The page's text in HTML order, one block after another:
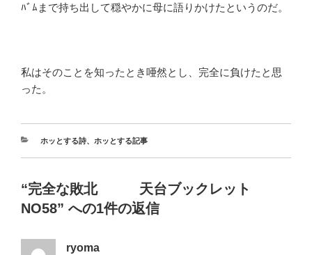
ﾊﾞﾑまで持ち出して穏やかに母に語りかけたというのだ。
私はそのことを知ったとき唖然とし、完全に負けたと思
った。
ホッとする詩、 ホッとする記事
“完全な敗北 天台ブックレット
NO58” への1件の返信
ryoma